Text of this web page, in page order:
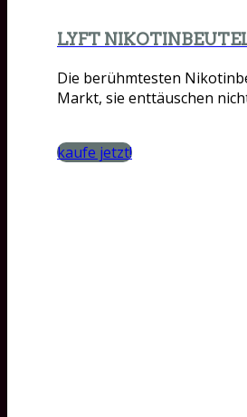
LYFT
Die berühmtesten
Markt, sie enttäuschen
kaufe jetzt!